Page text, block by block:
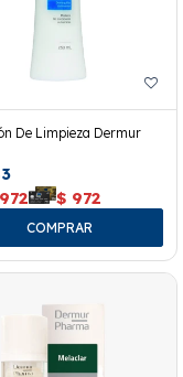
De Limpieza Dermur
972 $ 972